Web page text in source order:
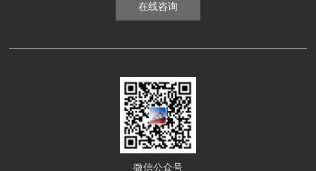
在线咨询
微信公众号